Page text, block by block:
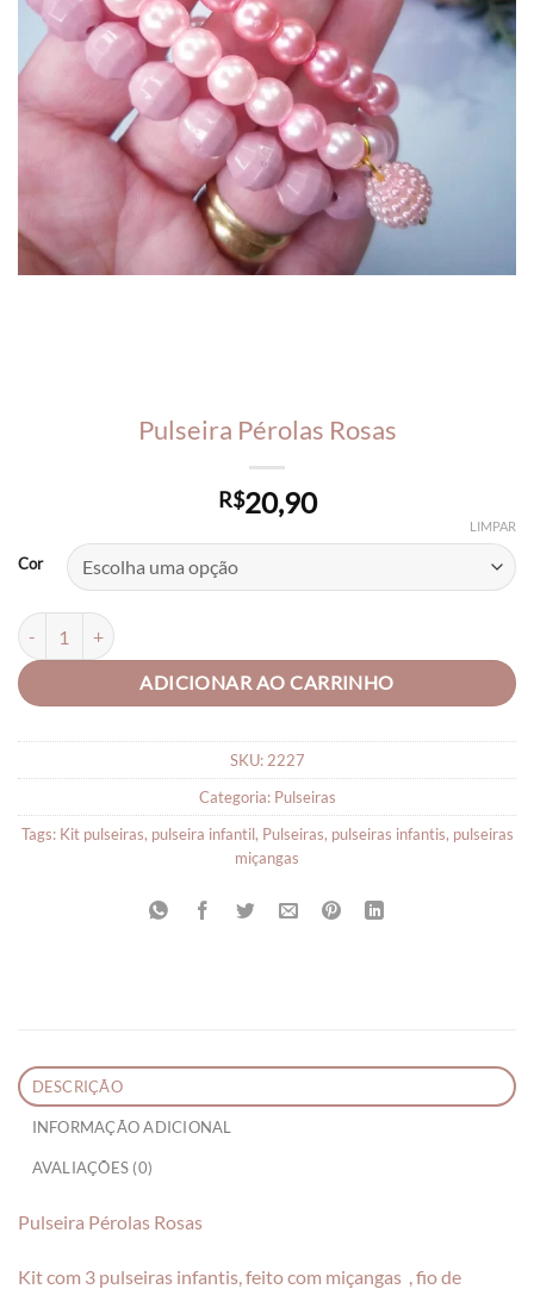
Pulseira Pérolas Rosas
R$20,90
Cor
LIMPAR
Pulseira Pérolas Rosas quantidade
ADICIONAR AO CARRINHO
SKU: 2227
Categoria: Pulseiras
Tags: Kit pulseiras, pulseira infantil, Pulseiras, pulseiras infantis, pulseiras
miçangas
DESCRIÇÃO
INFORMAÇÃO ADICIONAL
AVALIAÇÕES (0)
Pulseira Pérolas Rosas
Kit com 3 pulseiras infantis, feito com miçangas , fio de